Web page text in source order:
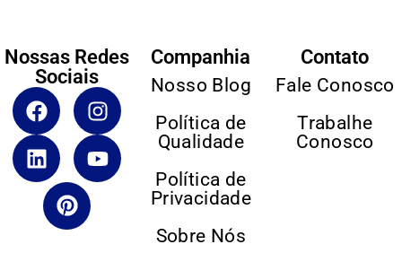
Nossas Redes
Sociais
Companhia
Nosso Blog
Política de
Qualidade
Política de
Privacidade
Sobre Nós
Contato
Fale Conosco
Trabalhe
Conosco